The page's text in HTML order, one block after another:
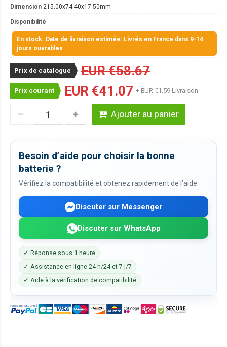
Dimension 215.00x74.40x17.50mm
Disponibilité
En stock. Date de livraison estimée: Livrés en France dans 9-14
jours ouvrables
Prix de catalogue EUR €58.67
Prix courant EUR €41.07 + EUR €1.59 Livraison
Ajouter au panier
Besoin d’aide pour choisir la bonne
batterie ?
Vérifiez la compatibilité et obtenez rapidement de l’aide.
Discuter sur Messenger
Discuter sur WhatsApp
✓ Réponse sous 1 heure
✓ Assistance en ligne 24 h/24 et 7 j/7
✓ Aide à la vérification de compatibilité